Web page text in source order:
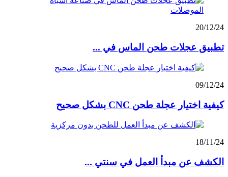
20/12/24
تطبيق عجلات طحن الماس في ...
09/12/24
كيفية اختيار عجلة طحن CNC بشكل صحيح
18/11/24
الكشف عن مبدأ العمل في سنتي ...